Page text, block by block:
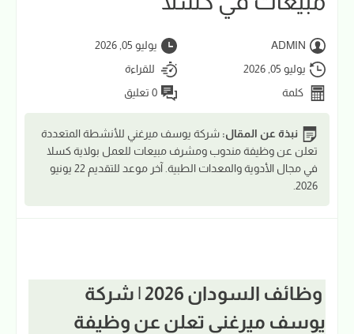
ADMIN
يوليو 05, 2026
يوليو 05, 2026
للقراءة
كلمة
0 تعليق
نبذة عن المقال: شركة يوسف ميرغني للأنشطة المتعددة
تعلن عن وظيفة مندوب ومشرف مبيعات للعمل بولاية كسلا
في مجال الأدوية والمعدات الطبية. آخر موعد للتقديم 22 يونيو
2026.
وظائف السودان 2026 | شركة
يوسف ميرغني تعلن عن وظيفة